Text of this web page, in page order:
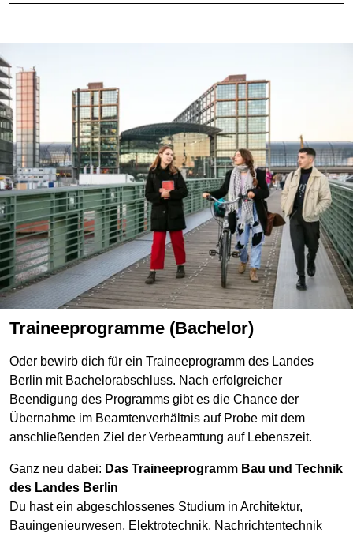
Traineeprogramme (Bachelor)
Oder bewirb dich für ein Traineeprogramm des Landes
Berlin mit Bachelorabschluss. Nach erfolgreicher
Beendigung des Programms gibt es die Chance der
Übernahme im Beamtenverhältnis auf Probe mit dem
anschließenden Ziel der Verbeamtung auf Lebenszeit.
Ganz neu dabei: Das Traineeprogramm Bau und Technik
des Landes Berlin
Du hast ein abgeschlossenes Studium in Architektur,
Bauingenieurwesen, Elektrotechnik, Nachrichtentechnik